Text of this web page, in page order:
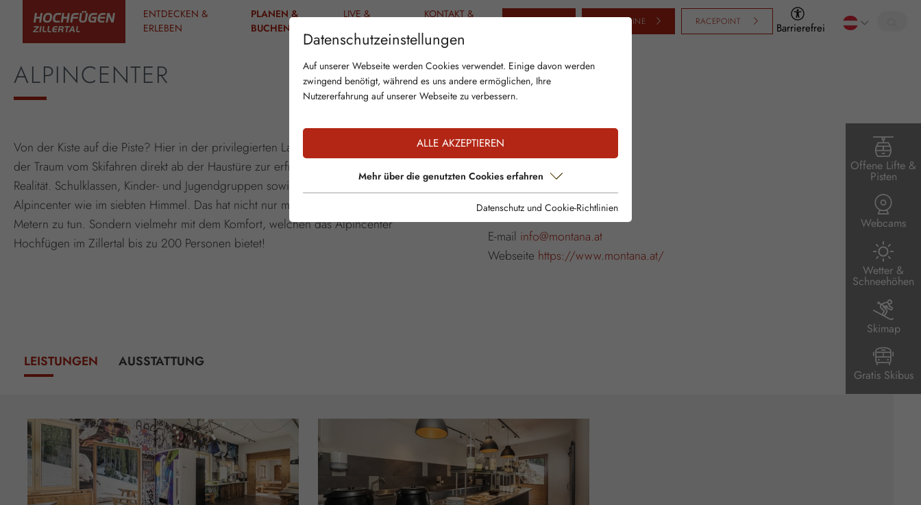
ENTDECKEN &
ERLEBEN
PLANEN &
BUCHEN
LIVE &
KONTAKT &
GUTSCHEINE RACEPOINT Barrierefrei
Offene Lifte &
Pisten
Webcams
Wetter &
Schneehöhen
Skimap
Gratis Skibus
ALPINCENTER
Von der Kiste auf die Piste? Hier in der privilegierten Lage von Hochfügen wird
der Traum vom Skifahren direkt ab der Haustüre zur erfrischenden
Realität. Schulklassen, Kinder- und Jugendgruppen sowie Vereine fühlen sich im
Alpincenter wie im siebten Himmel. Das hat nicht nur mit der Höhe auf 1.500
Metern zu tun. Sondern vielmehr mit dem Komfort, welchen das Alpincenter
Hochfügen im Zillertal bis zu 200 Personen bietet!
ALPINCENTER MONTANA
6264 Hochfügen, Tirol
Telefon+43 5280 5300
E-mail info@montana.at
Webseite https://www.montana.at/
LEISTUNGEN AUSSTATTUNG
Datenschutzeinstellungen
Auf unserer Webseite werden Cookies verwendet. Einige davon werden
zwingend benötigt, während es uns andere ermöglichen, Ihre
Nutzererfahrung auf unserer Webseite zu verbessern.
ALLE AKZEPTIEREN
Mehr über die genutzten Cookies erfahren
Datenschutz und Cookie-Richtlinien